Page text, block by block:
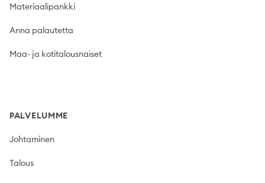
Materiaalipankki
Anna palautetta
Maa- ja kotitalousnaiset
PALVELUMME
Johtaminen
Talous